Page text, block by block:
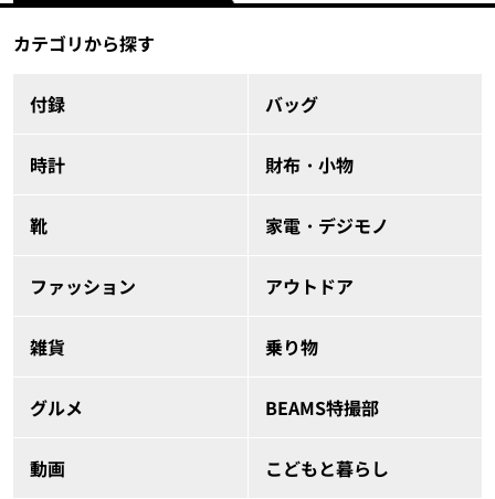
カテゴリから探す
付録 バッグ
時計 財布・小物
靴 家電・デジモノ
ファッション アウトドア
雑貨 乗り物
グルメ BEAMS特撮部
動画 こどもと暮らし